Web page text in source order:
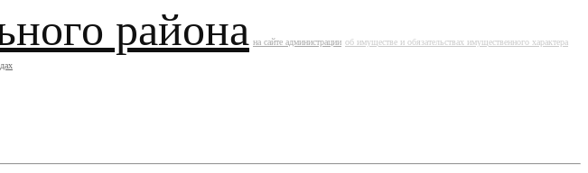
района на сайте администрации об имуществе и обязательствах имущественного характера